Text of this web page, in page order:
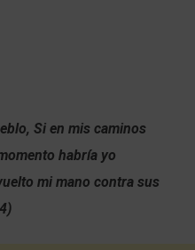
Si en mis caminos
habría yo
mi mano contra sus